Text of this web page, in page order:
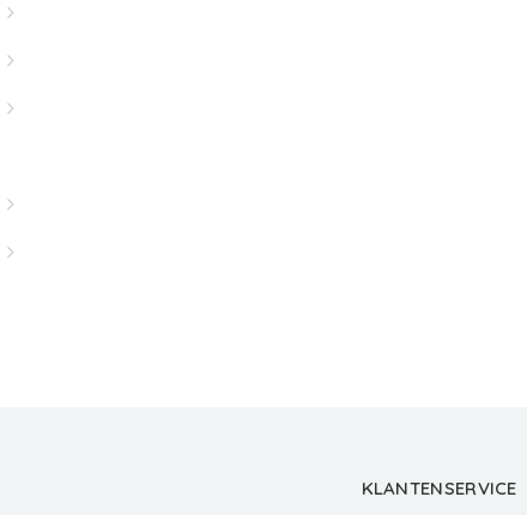
KLANTENSERVICE